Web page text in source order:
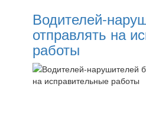
Водителей-
отправлять на
работы